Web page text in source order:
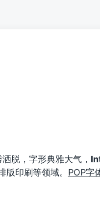
脱，字形典雅大气，
印刷等领域。 POP字